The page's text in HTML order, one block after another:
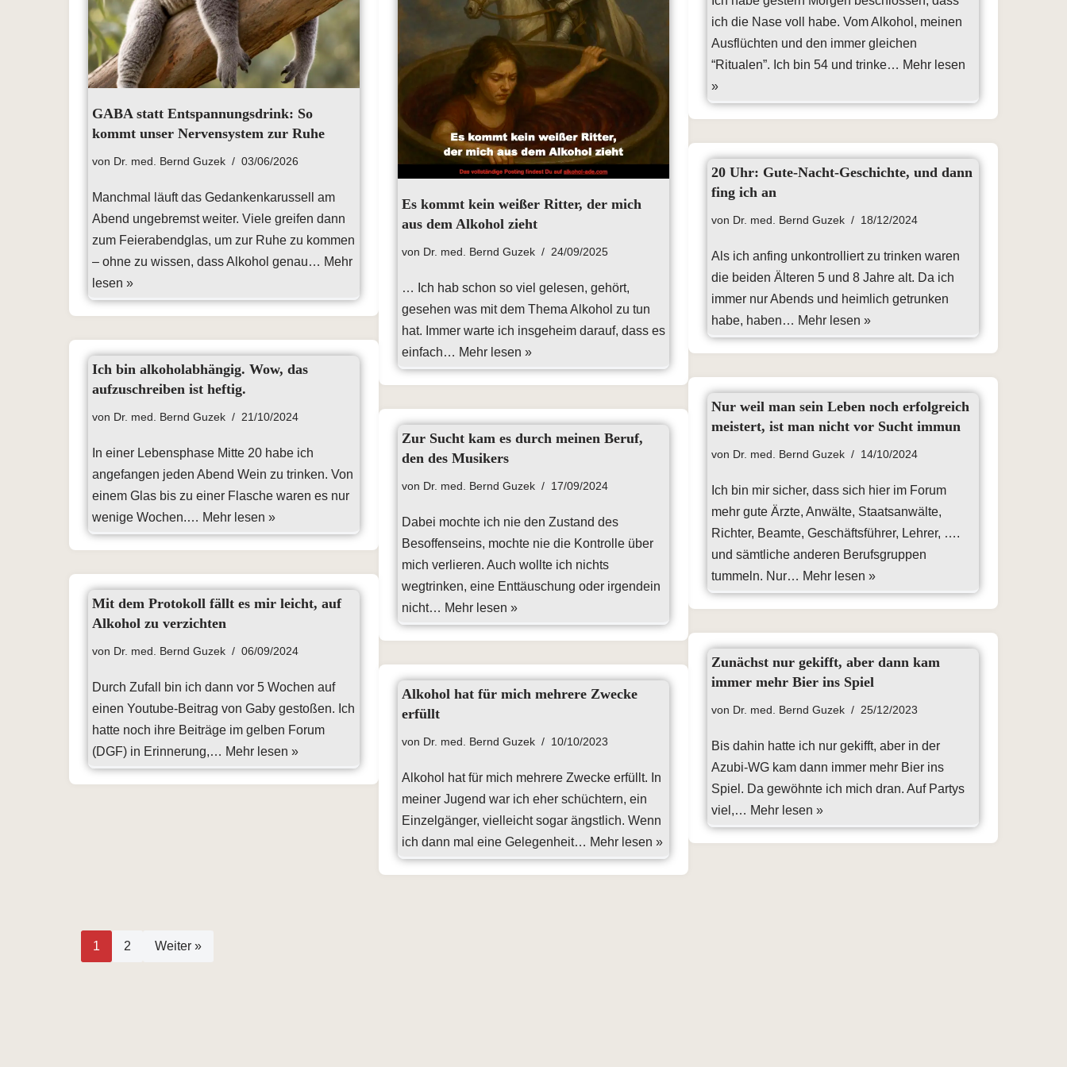
GABA statt Entspannungsdrink: So
kommt unser Nervensystem zur Ruhe
von Dr. med. Bernd Guzek 03/06/2026
Manchmal läuft das Gedankenkarussell am
Abend ungebremst weiter. Viele greifen dann
zum Feierabendglas, um zur Ruhe zu kommen
– ohne zu wissen, dass Alkohol genau… Mehr
lesen »
Es kommt kein weißer Ritter, der mich
aus dem Alkohol zieht
von Dr. med. Bernd Guzek 24/09/2025
… Ich hab schon so viel gelesen, gehört,
gesehen was mit dem Thema Alkohol zu tun
hat. Immer warte ich insgeheim darauf, dass es
einfach… Mehr lesen »
ich die Nase voll habe. Vom Alkohol, meinen
Ausflüchten und den immer gleichen
“Ritualen”. Ich bin 54 und trinke… Mehr lesen
»
20 Uhr: Gute-Nacht-Geschichte, und dann
fing ich an
von Dr. med. Bernd Guzek 18/12/2024
Als ich anfing unkontrolliert zu trinken waren
die beiden Älteren 5 und 8 Jahre alt. Da ich
immer nur Abends und heimlich getrunken
habe, haben… Mehr lesen »
Ich bin alkoholabhängig. Wow, das
aufzuschreiben ist heftig.
von Dr. med. Bernd Guzek 21/10/2024
In einer Lebensphase Mitte 20 habe ich
angefangen jeden Abend Wein zu trinken. Von
einem Glas bis zu einer Flasche waren es nur
wenige Wochen.… Mehr lesen »
Nur weil man sein Leben noch erfolgreich
meistert, ist man nicht vor Sucht immun
von Dr. med. Bernd Guzek 14/10/2024
Ich bin mir sicher, dass sich hier im Forum
mehr gute Ärzte, Anwälte, Staatsanwälte,
Richter, Beamte, Geschäftsführer, Lehrer, ….
und sämtliche anderen Berufsgruppen
tummeln. Nur… Mehr lesen »
Zur Sucht kam es durch meinen Beruf,
den des Musikers
von Dr. med. Bernd Guzek 17/09/2024
Dabei mochte ich nie den Zustand des
Besoffenseins, mochte nie die Kontrolle über
mich verlieren. Auch wollte ich nichts
wegtrinken, eine Enttäuschung oder irgendein
nicht… Mehr lesen »
Mit dem Protokoll fällt es mir leicht, auf
Alkohol zu verzichten
von Dr. med. Bernd Guzek 06/09/2024
Durch Zufall bin ich dann vor 5 Wochen auf
einen Youtube-Beitrag von Gaby gestoßen. Ich
hatte noch ihre Beiträge im gelben Forum
(DGF) in Erinnerung,… Mehr lesen »
Zunächst nur gekifft, aber dann kam
immer mehr Bier ins Spiel
von Dr. med. Bernd Guzek 25/12/2023
Bis dahin hatte ich nur gekifft, aber in der
Azubi-WG kam dann immer mehr Bier ins
Spiel. Da gewöhnte ich mich dran. Auf Partys
viel,… Mehr lesen »
Alkohol hat für mich mehrere Zwecke
erfüllt
von Dr. med. Bernd Guzek 10/10/2023
Alkohol hat für mich mehrere Zwecke erfüllt. In
meiner Jugend war ich eher schüchtern, ein
Einzelgänger, vielleicht sogar ängstlich. Wenn
ich dann mal eine Gelegenheit… Mehr lesen »
1 2 Weiter »